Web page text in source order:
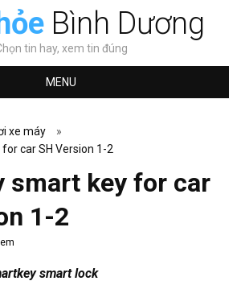
Bình Dương
tin hay, xem tin đúng
MENU
xe máy
»
car SH Version 1-2
smart key for car
1-2
smart lock